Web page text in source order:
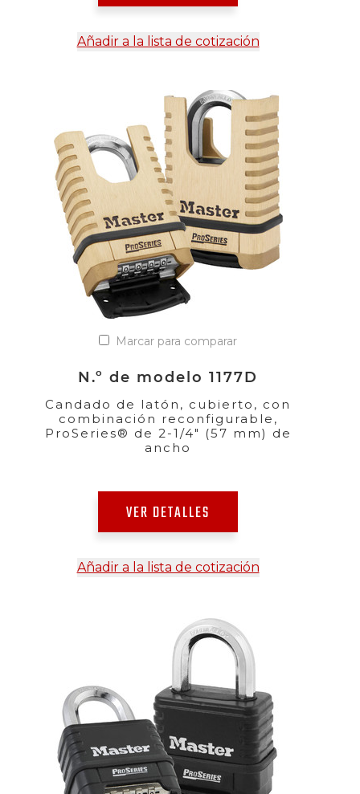
Añadir a la lista de cotización
Marcar para comparar
N.º de modelo 1177D
Candado de latón, cubierto, con
combinación reconfigurable,
ProSeries® de 2-1/4" (57 mm) de
ancho
VER DETALLES
Añadir a la lista de cotización